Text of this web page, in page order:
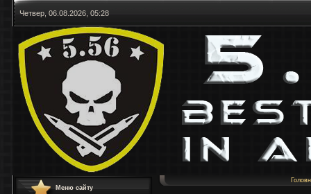
Четвер, 06.08.2026, 05:28
Меню сайту